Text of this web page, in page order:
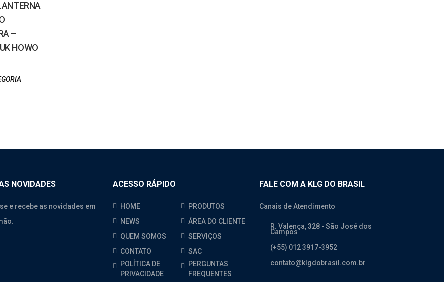
–
HOWO
NOVIDADES
e recebe as novidades em
ACESSO RÁPIDO
HOME
PRODUTOS
NEWS
ÁREA DO CLIENTE
QUEM SOMOS
SERVIÇOS
CONTATO
SAC
POLÍTICA DE
PRIVACIDADE
PERGUNTAS
FREQUENTES
FALE COM A KLG DO BRASIL
Canais de Atendimento
R. Valença, 328 - São José dos
Campos
(+55) 012 3917-3952
contato@klgdobrasil.com.br